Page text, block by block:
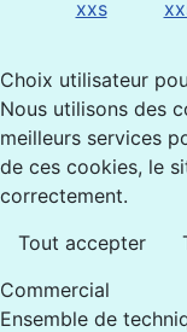
Choix utilisateur
Nous utilisons des
meilleurs services
de ces cookies, le
correctement.
Tout accepter
Commercial
Ensemble de